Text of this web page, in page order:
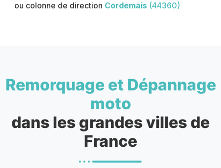
ou colonne de direction Cordemais (44360)
Remorquage et Dépannage
moto
dans les grandes villes de
France